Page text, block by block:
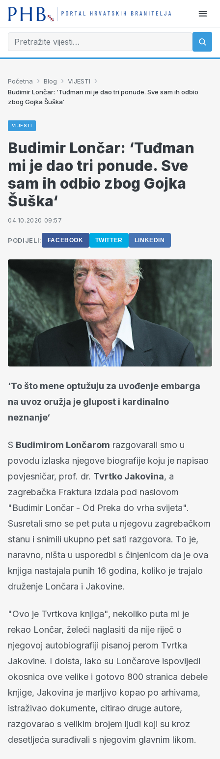
Početna › Blog › VIJESTI ›
Budimir Lončar: ‘Tuđman mi je dao tri ponude. Sve sam ih odbio
zbog Gojka Šuška‘
VIJESTI
Budimir Lončar: ‘Tuđman
mi je dao tri ponude. Sve
sam ih odbio zbog Gojka
Šuška‘
04.10.2020 09:57
PODIJELI: FACEBOOK TWITTER LINKEDIN
‘To što mene optužuju za uvođenje embarga
na uvoz oružja je glupost i kardinalno
neznanje‘
S Budimirom Lončarom razgovarali smo u
povodu izlaska njegove biografije koju je napisao
povjesničar, prof. dr. Tvrtko Jakovina, a
zagrebačka Fraktura izdala pod naslovom
"Budimir Lončar - Od Preka do vrha svijeta".
Susretali smo se pet puta u njegovu zagrebačkom
stanu i snimili ukupno pet sati razgovora. To je,
naravno, ništa u usporedbi s činjenicom da je ova
knjiga nastajala punih 16 godina, koliko je trajalo
druženje Lončara i Jakovine.
"Ovo je Tvrtkova knjiga", nekoliko puta mi je
rekao Lončar, želeći naglasiti da nije riječ o
njegovoj autobiografiji pisanoj perom Tvrtka
Jakovine. I doista, iako su Lončarove ispovijedi
okosnica ove velike i gotovo 800 stranica debele
knjige, Jakovina je marljivo kopao po arhivama,
istraživao dokumente, citirao druge autore,
razgovarao s velikim brojem ljudi koji su kroz
desetljeća surađivali s njegovim glavnim likom.